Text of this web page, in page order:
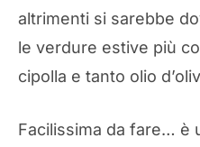
altrimenti si sarebbe
le verdure estive più
cipolla e tanto olio
Facilissima da fare… è